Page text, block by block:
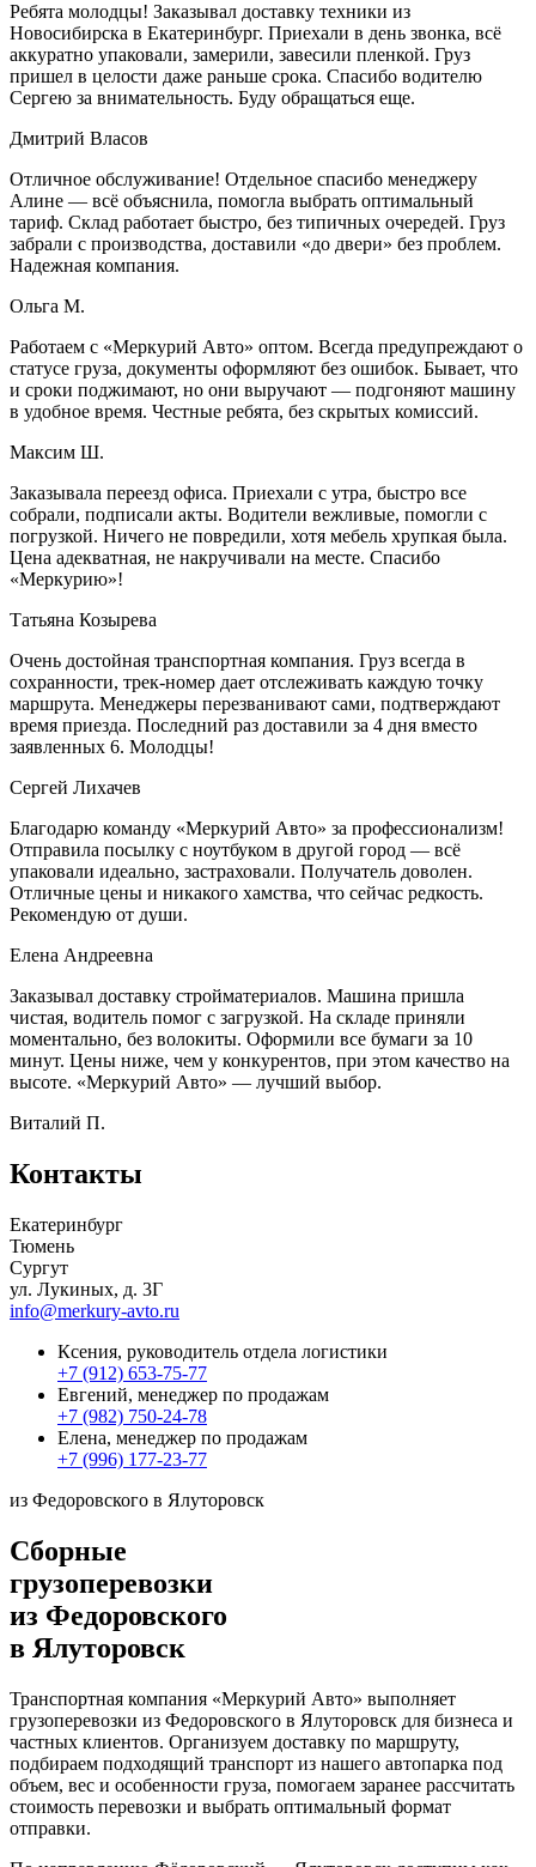
Ребята молодцы! Заказывал доставку техники из
Новосибирска в Екатеринбург. Приехали в день звонка, всё
аккуратно упаковали, замерили, завесили пленкой. Груз
пришел в целости даже раньше срока. Спасибо водителю
Сергею за внимательность. Буду обращаться еще.
Дмитрий Власов
Отличное обслуживание! Отдельное спасибо менеджеру
Алине — всё объяснила, помогла выбрать оптимальный
тариф. Склад работает быстро, без типичных очередей. Груз
забрали с производства, доставили «до двери» без проблем.
Надежная компания.
Ольга М.
Работаем с «Меркурий Авто» оптом. Всегда предупреждают о
статусе груза, документы оформляют без ошибок. Бывает, что
и сроки поджимают, но они выручают — подгоняют машину
в удобное время. Честные ребята, без скрытых комиссий.
Максим Ш.
Заказывала переезд офиса. Приехали с утра, быстро все
собрали, подписали акты. Водители вежливые, помогли с
погрузкой. Ничего не повредили, хотя мебель хрупкая была.
Цена адекватная, не накручивали на месте. Спасибо
«Меркурию»!
Татьяна Козырева
Очень достойная транспортная компания. Груз всегда в
сохранности, трек-номер дает отслеживать каждую точку
маршрута. Менеджеры перезванивают сами, подтверждают
время приезда. Последний раз доставили за 4 дня вместо
заявленных 6. Молодцы!
Сергей Лихачев
Благодарю команду «Меркурий Авто» за профессионализм!
Отправила посылку с ноутбуком в другой город — всё
упаковали идеально, застраховали. Получатель доволен.
Отличные цены и никакого хамства, что сейчас редкость.
Рекомендую от души.
Елена Андреевна
Заказывал доставку стройматериалов. Машина пришла
чистая, водитель помог с загрузкой. На складе приняли
моментально, без волокиты. Оформили все бумаги за 10
минут. Цены ниже, чем у конкурентов, при этом качество на
высоте. «Меркурий Авто» — лучший выбор.
Виталий П.
Контакты
Екатеринбург
Тюмень
Сургут
ул. Лукиных, д. 3Г
info@merkury-avto.ru
Ксения, руководитель отдела логистики
+7 (912) 653-75-77
Евгений, менеджер по продажам
+7 (982) 750-24-78
Елена, менеджер по продажам
+7 (996) 177-23-77
из Федоровского в Ялуторовск
Сборные
грузоперевозки
из Федоровского
в Ялуторовск
Транспортная компания «Меркурий Авто» выполняет
грузоперевозки из Федоровского в Ялуторовск для бизнеса и
частных клиентов. Организуем доставку по маршруту,
подбираем подходящий транспорт из нашего автопарка под
объем, вес и особенности груза, помогаем заранее рассчитать
стоимость перевозки и выбрать оптимальный формат
отправки.